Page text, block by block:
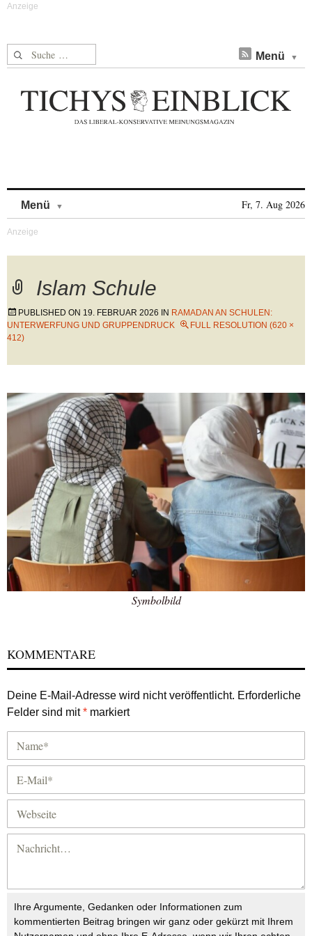
Suche nach: Menü
Menü Fr, 7. Aug 2026
Islam Schule
PUBLISHED ON 19. FEBRUAR 2026 IN RAMADAN AN SCHULEN:
UNTERWERFUNG UND GRUPPENDRUCK
FULL RESOLUTION (620 ×
412)
Symbolbild
KOMMENTARE
Deine E-Mail-Adresse wird nicht veröffentlicht. Erforderliche
Felder sind mit* markiert
Ihre Argumente, Gedanken oder Informationen zum
kommentierten Beitrag bringen wir ganz oder gekürzt mit Ihrem